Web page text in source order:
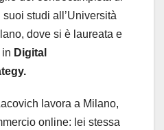
studi all’Università
dove si è laureata e
in Digital
lavora a Milano,
online: lei stessa